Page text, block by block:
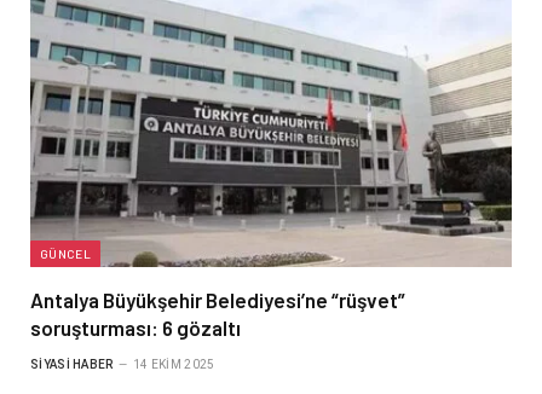
GÜNCEL
Antalya Büyükşehir Belediyesi’ne “rüşvet”
soruşturması: 6 gözaltı
SIYASI HABER 14 EKIM 2025